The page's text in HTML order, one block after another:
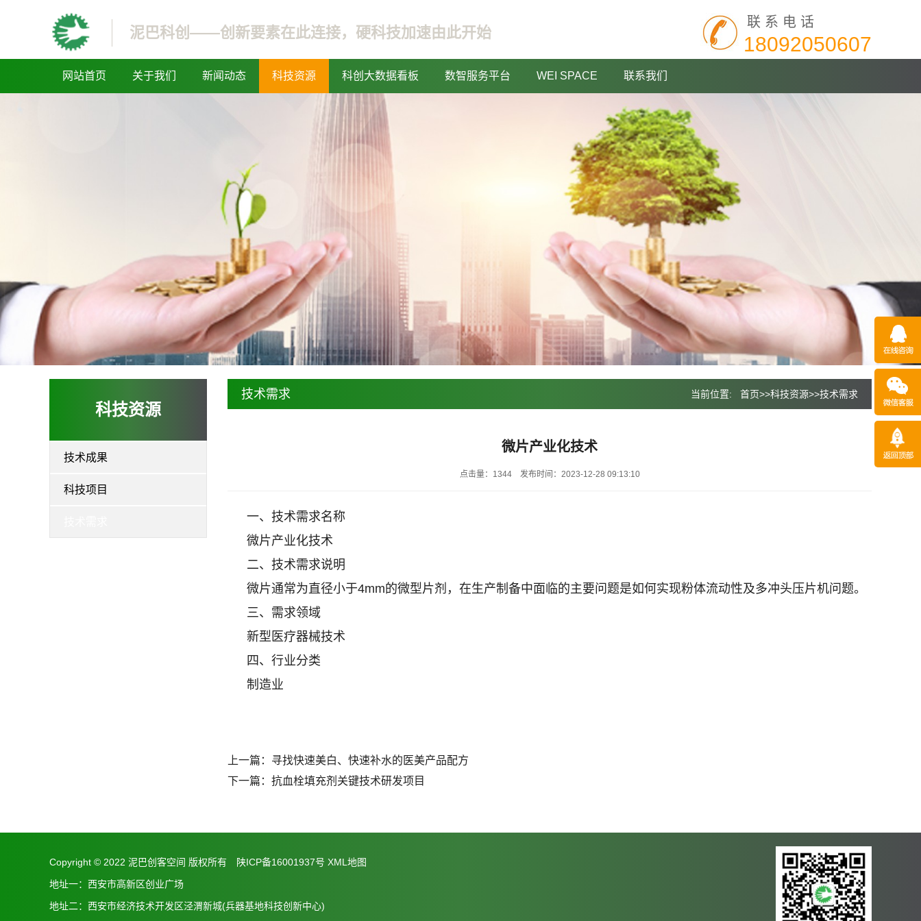
泥巴科创——创新要素在此连接，硬科技加速由此开始
联系电话
18092050607
网站首页 关于我们 新闻动态 科技资源 科创大数据看板 数智服务平台 WEI SPACE 联系我们
科技资源
技术成果
科技项目
技术需求 当前位置: 首页>>科技资源>>技术需求
微片产业化技术
点击量：1344 发布时间：2023-12-28 09:13:10
一、技术需求名称
微片产业化技术
二、技术需求说明
微片通常为直径小于4mm的微型片剂，在生产制备中面临的主要问题是如何实现粉体流动性及多冲头压片机问题。
三、需求领域
新型医疗器械技术
四、行业分类
制造业
上一篇： 寻找快速美白、快速补水的医美产品配方
下一篇： 抗血栓填充剂关键技术研发项目
Copyright © 2022 泥巴创客空间 版权所有 陕ICP备16001937号 XML地图
地址一：西安市高新区创业广场
地址二：西安市经济技术开发区泾渭新城(兵器基地科技创新中心)